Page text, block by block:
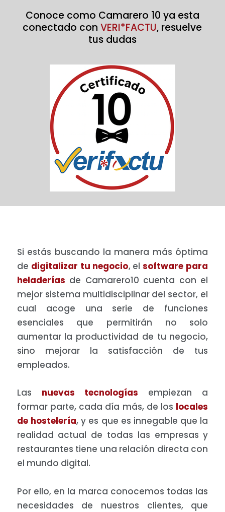
Conoce como Camarero 10 ya esta
conectado con VERI*FACTU, resuelve
tus dudas
Si estás buscando la manera más óptima
de digitalizar tu negocio, elsoftware para
heladerías de Camarero10 cuenta con el
mejor sistema multidisciplinar del sector, el
cual acoge una serie de funciones
esenciales que permitirán no solo
aumentar la productividad de tu negocio,
sino mejorar la satisfacción de tus
empleados.
Las nuevas tecnologías empiezan a
formar parte, cada día más, de los locales
de hostelería, y es que es innegable que la
realidad actual de todas las empresas y
restaurantes tiene una relación directa con
el mundo digital.
Por ello, en la marca conocemos todas las
necesidades de nuestros clientes, que